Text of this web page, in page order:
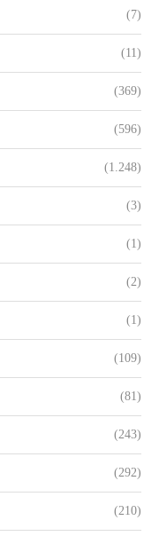
(7)
(11)
(369)
(596)
(1.248)
(3)
(1)
(2)
(1)
(109)
(81)
(243)
(292)
(210)